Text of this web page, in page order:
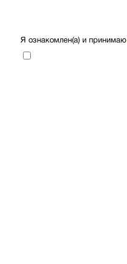
Я ознакомлен(а) и принимаю